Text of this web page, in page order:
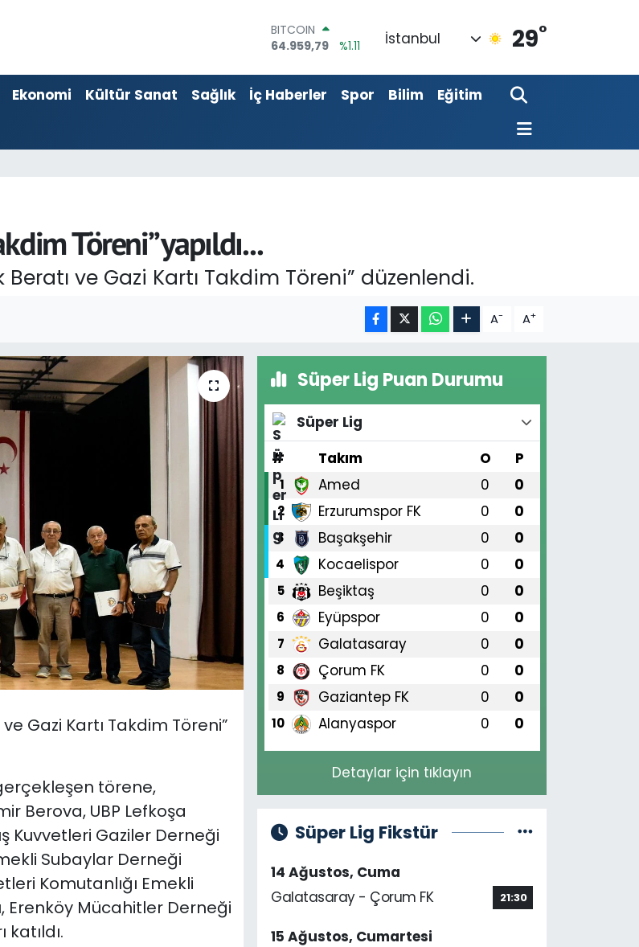
DOLAR
47,7436
%0.18
55,2510
%0.32
STERLİN
İstanbul 29°
Ekonomi Kültür Sanat Sağlık İç Haberler Spor Bilim
Eğitim
Töreni” yapıldı...
ve Gazi Kartı Takdim Töreni” düzenlendi.
A- A+
Gazi Kartı Takdim Töreni”
törene,
Berova, UBP Lefkoşa
Kuvvetleri Gaziler Derneği
Subaylar Derneği
Komutanlığı Emekli
Erenköy Mücahitler Derneği
katıldı.
Süper Lig Puan Durumu
Süper Lig
#
Takım O P
1 Amed 0 0
2 Erzurumspor FK 0 0
3 Başakşehir 0 0
4 Kocaelispor 0 0
5 Beşiktaş 0 0
6 Eyüpspor 0 0
7 Galatasaray 0 0
8 Çorum FK 0 0
9 Gaziantep FK 0 0
10 Alanyaspor 0 0
Detaylar için tıklayın
Süper Lig Fikstür
14 Ağustos, Cuma
Galatasaray - Çorum FK
21:30
15 Ağustos, Cumartesi